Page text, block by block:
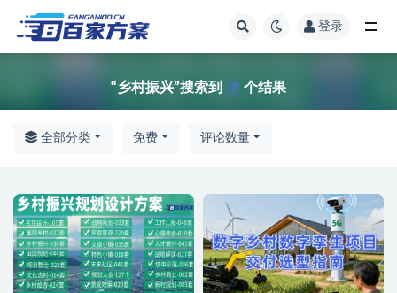
登录
“乡村振兴”搜索到 7 个结果
全部分类 免费 评论数量